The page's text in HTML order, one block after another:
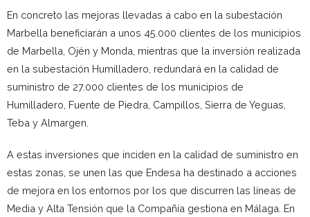
En concreto las mejoras llevadas a cabo en la subestación
Marbella beneficiarán a unos 45.000 clientes de los municipios
de Marbella, Ojén y Monda, mientras que la inversión realizada
en la subestación Humilladero, redundará en la calidad de
suministro de 27.000 clientes de los municipios de
Humilladero, Fuente de Piedra, Campillos, Sierra de Yeguas,
Teba y Almargen.
A estas inversiones que inciden en la calidad de suministro en
estas zonas, se unen las que Endesa ha destinado a acciones
de mejora en los entornos por los que discurren las líneas de
Media y Alta Tensión que la Compañía gestiona en Málaga. En